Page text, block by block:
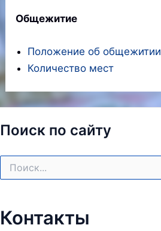
Общежитие
Положение об общежитии
Количество мест
Поиск по сайту
Контакты